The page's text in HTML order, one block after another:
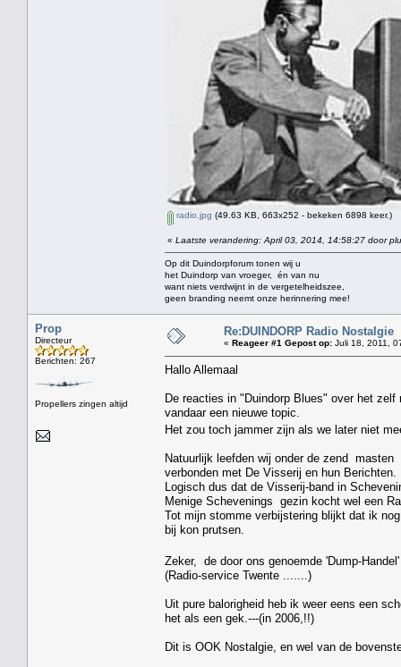
radio.jpg (49.63 KB, 663x252 - bekeken 6898 keer.)
« Laatste verandering: April 03, 2014, 14:58:27 door
Op dit Duindorpforum tonen wij u
het Duindorp van vroeger, én van nu
want niets verdwijnt in de vergetelheidszee,
geen branding neemt onze herinnering mee!
Prop
Directeur
Berichten: 267
Propellers zingen altijd
Re:DUINDORP Radio Nostalgie
« Reageer #1 Gepost op: Juli 18, 2011,
Hallo Allemaal
De reacties in "Duindorp Blues" over het
vandaar een nieuwe topic.
Het zou toch jammer zijn als we later niet
Natuurlijk leefden wij onder de zend masten
verbonden met De Visserij en hun Berichten.
Logisch dus dat de Visserij-band in
Menige Schevenings gezin kocht wel een
Tot mijn stomme verbijstering blijkt dat ik
bij kon prutsen.
Zeker, de door ons genoemde 'Dump-
(Radio-service Twente .......)
Uit pure balorigheid heb ik weer eens een
het als een gek.---(in 2006,!!)
Dit is OOK Nostalgie, en wel van de